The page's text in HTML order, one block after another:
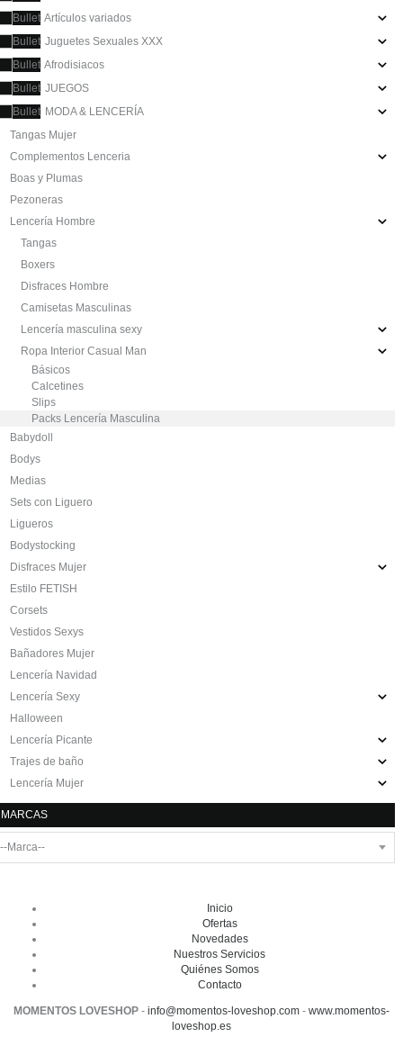
Artículos variados
Juguetes Sexuales XXX
Afrodisiacos
JUEGOS
MODA & LENCERÍA
Tangas Mujer
Complementos Lenceria
Boas y Plumas
Pezoneras
Lencería Hombre
Tangas
Boxers
Disfraces Hombre
Camisetas Masculinas
Lencería masculina sexy
Ropa Interior Casual Man
Básicos
Calcetines
Slips
Packs Lencería Masculina
Babydoll
Bodys
Medias
Sets con Liguero
Ligueros
Bodystocking
Disfraces Mujer
Estilo FETISH
Corsets
Vestidos Sexys
Bañadores Mujer
Lencería Navidad
Lencería Sexy
Halloween
Lencería Picante
Trajes de baño
Lencería Mujer
MARCAS
Inicio
Ofertas
Novedades
Nuestros Servicios
Quiénes Somos
Contacto
MOMENTOS LOVESHOP - info@momentos-loveshop.com - www.momentos-
loveshop.es